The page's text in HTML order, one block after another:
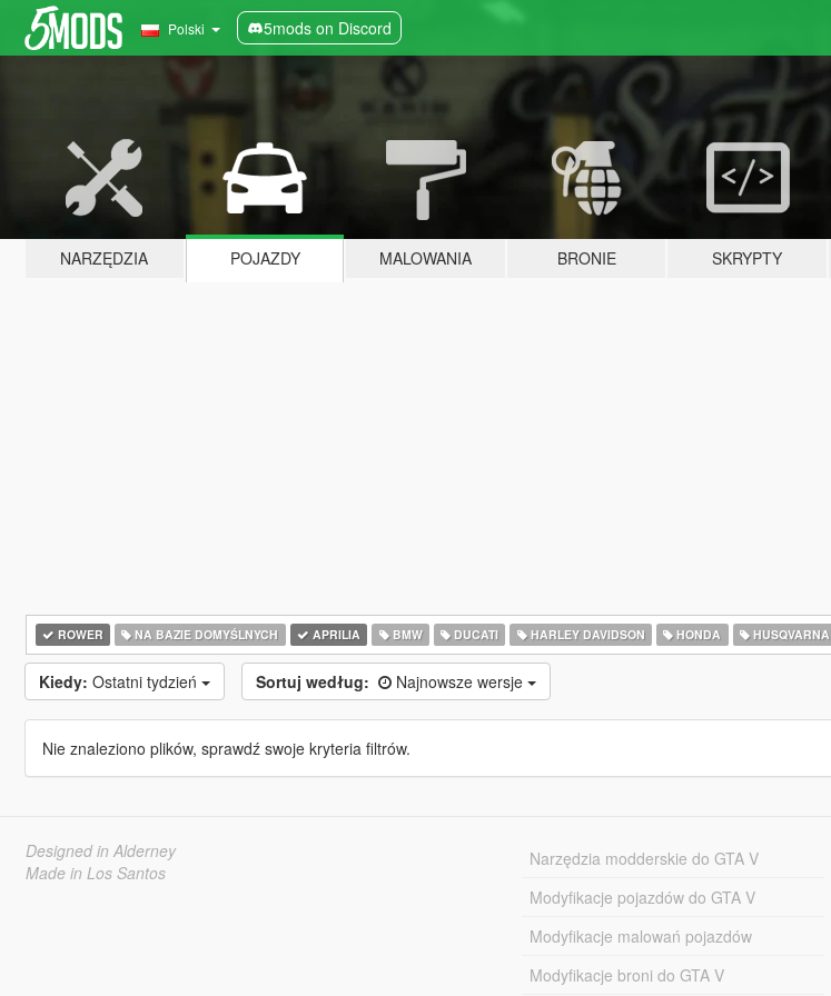
Polski 5mods on Discord
NARZĘDZIA POJAZDY MALOWANIA BRONIE SKRYPTY
ROWER NA BAZIE DOMYŚLNYCH APRILIA BMW DUCATI HARLEY DAVIDSON HONDA HUSQVARNA
Kiedy: Ostatni tydzień Sortuj według: Najnowsze wersje
Nie znaleziono plików, sprawdź swoje kryteria filtrów.
Designed in Alderney
Made in Los Santos
Narzędzia modderskie do GTA V
Modyfikacje pojazdów do GTA V
Modyfikacje malowań pojazdów
Modyfikacje broni do GTA V